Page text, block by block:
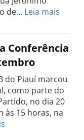
de… Leia mais
do
PCdoB
Rio
do
Sul
dia
Conferência
do Piauí marcou
como parte do
no dia 20
às 15 horas, na